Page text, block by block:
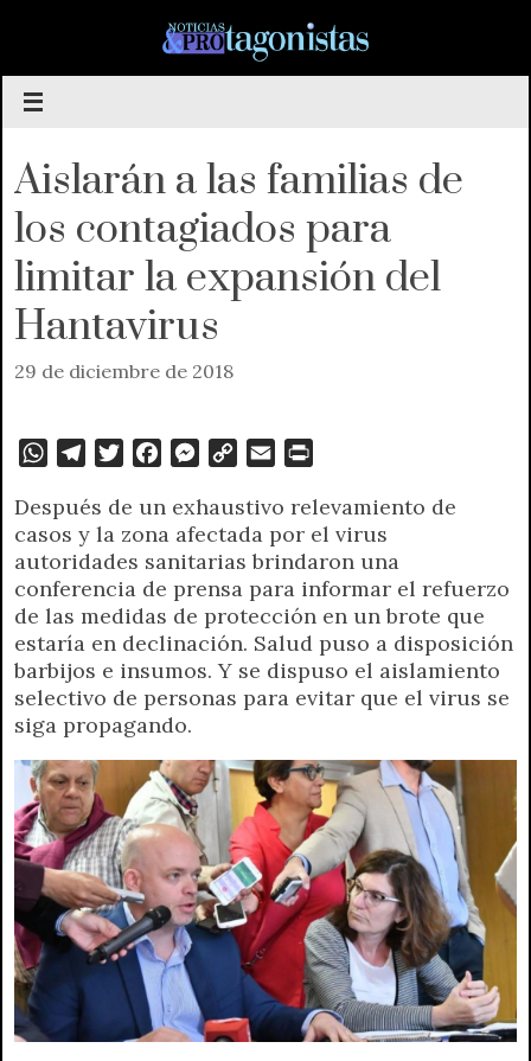
contenido
Aislarán a las familias de
los contagiados para
limitar la expansión del
Hantavirus
29 de diciembre de 2018
W
a
t
s
A
p
p
l
e
g
r
a
m
i
t
t
e
r
c
e
b
o
o
k
M
s
s
e
n
g
e
r
p
y
L
i
n
k
a
i
l
i
n
t
F
r
e
n
l
y
Después de un exhaustivo relevamiento de
casos y la zona afectada por el virus
autoridades sanitarias brindaron una
conferencia de prensa para informar el refuerzo
de las medidas de protección en un brote que
estaría en declinación. Salud puso a disposición
barbijos e insumos. Y se dispuso el aislamiento
selectivo de personas para evitar que el virus se
siga propagando.